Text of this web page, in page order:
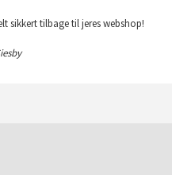
sikkert tilbage til jeres webshop!